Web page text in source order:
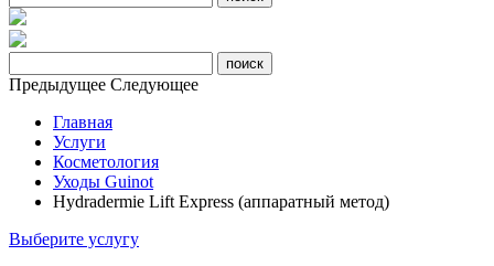
Предыдущее Следующее
Главная
Услуги
Косметология
Уходы Guinot
Hydradermie Lift Express (аппаратный метод)
Выберите услугу